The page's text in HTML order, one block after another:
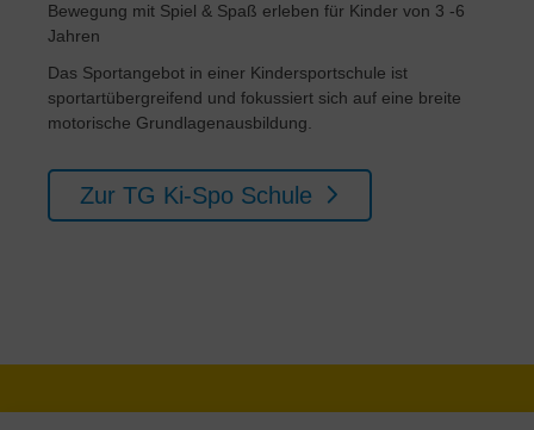
Bewegung mit Spiel & Spaß erleben für Kinder von 3 -6
Jahren
Das Sportangebot in einer Kindersportschule ist
sportartübergreifend und fokussiert sich auf eine breite
motorische Grundlagenausbildung.
Zur TG Ki-Spo Schule